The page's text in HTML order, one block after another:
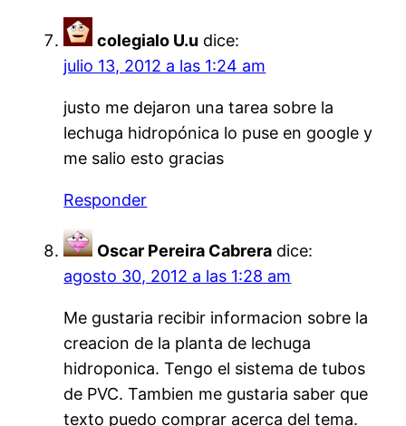
colegialo U.u dice:
julio 13, 2012 a las 1:24 am
justo me dejaron una tarea sobre la
lechuga hidropónica lo puse en google y
me salio esto gracias
Responder
Oscar Pereira Cabrera dice:
agosto 30, 2012 a las 1:28 am
Me gustaria recibir informacion sobre la
creacion de la planta de lechuga
hidroponica. Tengo el sistema de tubos
de PVC. Tambien me gustaria saber que
texto puedo comprar acerca del tema.